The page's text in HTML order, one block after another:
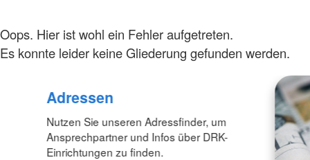
Oops. Hier ist wohl ein Fehler aufgetreten.
Es konnte leider keine Gliederung gefunden werden.
Adressen
Nutzen Sie unseren Adressfinder, um
Ansprechpartner und Infos über DRK-
Einrichtungen zu finden.